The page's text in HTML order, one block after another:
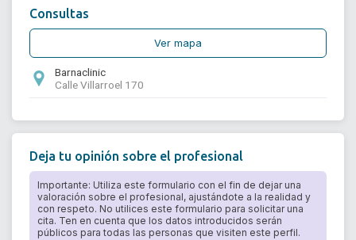
Consultas
Ver mapa
Barnaclinic
Calle Villarroel 170
Deja tu opinión sobre el profesional
Importante: Utiliza este formulario con el fin de dejar una
valoración sobre el profesional, ajustándote a la realidad y
con respeto. No utilices este formulario para solicitar una
cita. Ten en cuenta que los datos introducidos serán
públicos para todas las personas que visiten este perfil.